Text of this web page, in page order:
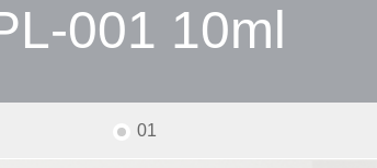
001 10ml
01